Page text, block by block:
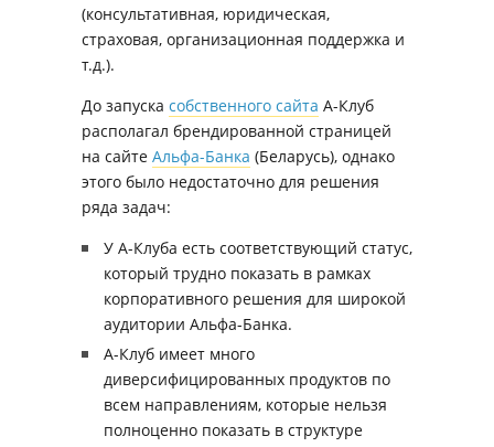
(консультативная, юридическая,
страховая, организационная поддержка и
т.д.).
До запуска собственного сайта А-Клуб
располагал брендированной страницей
на сайте Альфа-Банка (Беларусь), однако
этого было недостаточно для решения
ряда задач:
У А-Клуба есть соответствующий статус,
который трудно показать в рамках
корпоративного решения для широкой
аудитории Альфа-Банка.
А-Клуб имеет много
диверсифицированных продуктов по
всем направлениям, которые нельзя
полноценно показать в структуре